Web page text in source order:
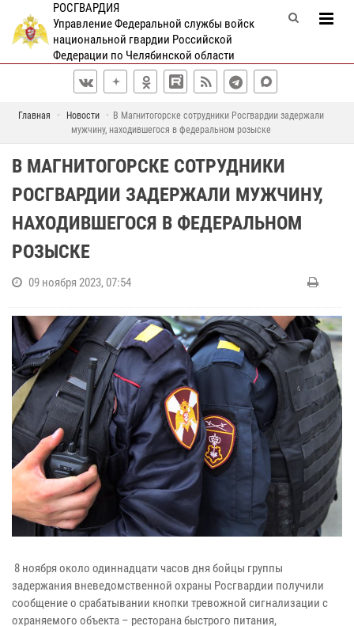
РОСГВАРДИЯ
Управление Федеральной службы войск
национальной гвардии Российской
Федерации по Челябинской области
Главная Новости
В Магнитогорске сотрудники Росгвардии задержали
мужчину, находившегося в федеральном розыске
В МАГНИТОГОРСКЕ СОТРУДНИКИ
РОСГВАРДИИ ЗАДЕРЖАЛИ МУЖЧИНУ,
НАХОДИВШЕГОСЯ В ФЕДЕРАЛЬНОМ
РОЗЫСКЕ
09 ноября 2023, 07:54
8 ноября около одиннадцати часов дня бойцы группы
задержания вневедомственной охраны Росгвардии получили
сообщение о срабатывании кнопки тревожной сигнализации с
охраняемого объекта – ресторана быстрого питания,